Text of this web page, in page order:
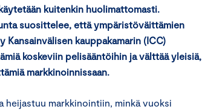
kuitenkin huolimattomasti.
suosittelee, että ympäristöväittämien
kauppakamarin (ICC)
koskeviin pelisääntöihin ja välttää yleisiä,
markkinoinnissaan.
markkinointiin, minkä vuoksi